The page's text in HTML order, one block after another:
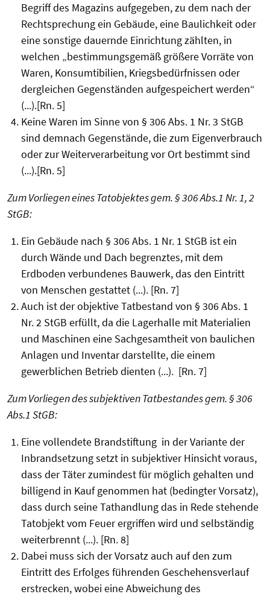
Begriff des Magazins aufgegeben, zu dem nach der
Rechts­prechung ein Gebäude, eine Baulichkeit oder
eine sonstige dauernde Einrichtung zählten, in
welchen „bestimmungs­gemäß größere Vorräte von
Waren, Konsumtibilien, Kriegsbedürfnissen oder
dergleichen Gegenständen aufgespeichert werden“
(...).[Rn. 5]
Keine Waren im Sinne von § 306 Abs. 1 Nr. 3 StGB
sind demnach Gegenstände, die zum Eigenverbrauch
oder zur Weiterverarbeitung vor Ort bestimmt sind
(...).[Rn. 5]
Zum Vorliegen eines Tatobjektes gem. § 306 Abs.1 Nr. 1, 2
StGB:
Ein Gebäude nach § 306 Abs. 1 Nr. 1 StGB ist ein
durch Wände und Dach begrenztes, mit dem
Erdboden verbundenes Bauwerk, das den Eintritt
von Menschen gestattet (...). [Rn. 7]
Auch ist der objektive Tatbestand von § 306 Abs. 1
Nr. 2 StGB erfüllt, da die Lagerhalle mit Materialien
und Maschinen eine Sachgesamtheit von baulichen
Anlagen und Inventar darstellte, die einem
gewerblichen Betrieb dienten (...). [Rn. 7]
Zum Vorliegen des subjektiven Tatbestandes gem. § 306
Abs.1 StGB:
Eine vollendete Brandstiftung in der Variante der
Inbrandsetzung setzt in subjektiver Hinsicht voraus,
dass der Täter zumindest für möglich gehalten und
billigend in Kauf genommen hat (bedingter Vorsatz),
dass durch seine Tathandlung das in Rede stehende
Tatobjekt vom Feuer ergriffen wird und selbständig
weiterbrennt (...). [Rn. 8]
Dabei muss sich der Vorsatz auch auf den zum
Eintritt des Erfolges führenden Geschehensverlauf
erstrecken, wobei eine Abweichung des